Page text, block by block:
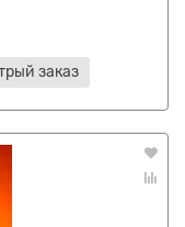
заказ